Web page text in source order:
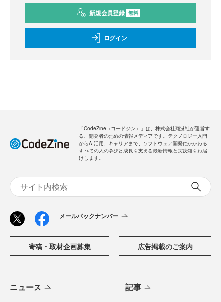
新規会員登録 無料
ログイン
「CodeZine（コードジン）」は、株式会社翔泳社が運営す
る、開発者のための情報メディアです。テクノロジー入門
からAI活用、キャリアまで、ソフトウェア開発にかかわる
すべての人の学びと成長を支える最新情報と実践知をお届
けします。
メールバックナンバー
寄稿・取材企画募集 広告掲載のご案内
ニュース 記事